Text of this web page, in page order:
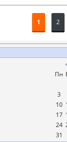
1 2
Пн
3
10
17
24
31